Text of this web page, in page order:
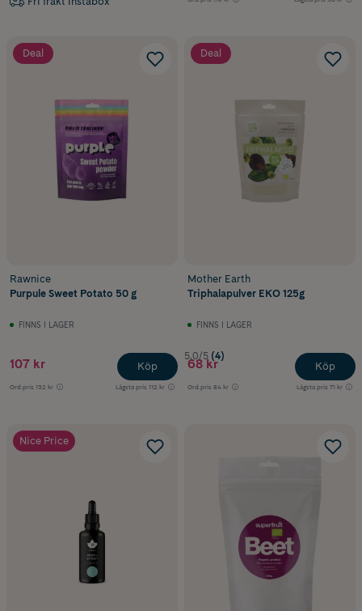
Deal
Rawnice
Purpule Sweet Potato 50 g
FINNS I LAGER
107 kr
Ord.pris 132 kr Lägsta pris 112 kr
Köp
Deal
Mother Earth
Triphalapulver EKO 125g
FINNS I LAGER
5.0/5 (4)
68 kr
Ord.pris 84 kr Lägsta pris 71 kr
Köp
Nice Price